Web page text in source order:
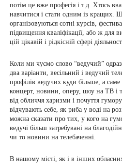
потім це вже професія і т.д. Хтось
навчитися і стати одним із кращих.
організовуються сотні курсів,
підвищення кваліфікації, або ж для
цій цікавій і рідкісній сфері
Коли ми чуємо слово “ведучий”
два варіанти, весільний і ведучий
профілів ведучих куди більше, а
концерт, новини, оперу, шоу на ТВ і
від обличчя харизми і почуття
відчувають себе, як риба у воді на
можна сказати про тих, у кого на
ведучі більш затребувані на
чи то новини на телебаченні.
В нашому місті, як і в інших